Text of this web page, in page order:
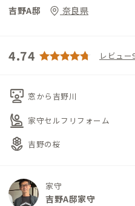
吉野A邸 奈良県
4.74 レビュー
interactive_space 窓から吉野川
person_raised_hand 家守セルフリフォーム
local_florist 吉野の桜
家守
吉野A邸家守